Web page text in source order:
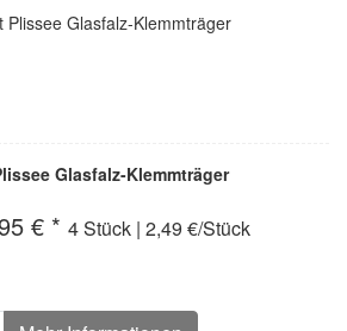
Glasfalz-Klemmträger
€ * 4 Stück | 2,49 €/Stück